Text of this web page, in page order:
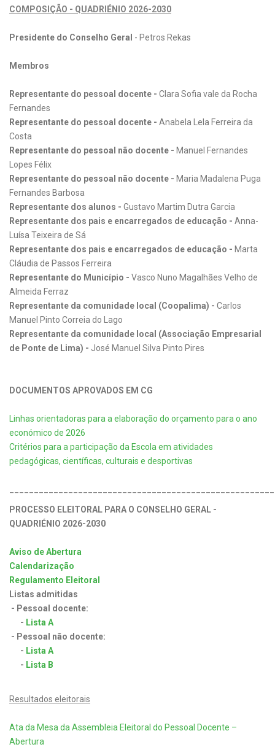
COMPOSIÇÃO - QUADRIÉNIO 2026-2030
Presidente do Conselho Geral - Petros Rekas
Membros
Representante do pessoal docente - Clara Sofia vale da Rocha
Fernandes
Representante do pessoal docente - Anabela Lela Ferreira da
Costa
Representante do pessoal não docente - Manuel Fernandes
Lopes Félix
Representante do pessoal não docente - Maria Madalena Puga
Fernandes Barbosa
Representante dos alunos - Gustavo Martim Dutra Garcia
Representante dos pais e encarregados de educação - Anna-
Luísa Teixeira de Sá
Representante dos pais e encarregados de educação - Marta
Cláudia de Passos Ferreira
Representante do Município - Vasco Nuno Magalhães Velho de
Almeida Ferraz
Representante da comunidade local (Coopalima) - Carlos
Manuel Pinto Correia do Lago
Representante da comunidade local (Associação Empresarial
de Ponte de Lima) - José Manuel Silva Pinto Pires
DOCUMENTOS APROVADOS EM CG
Linhas orientadoras para a elaboração do orçamento para o ano
económico de 2026
Critérios para a participação da Escola em atividades
pedagógicas, científicas, culturais e desportivas
PROCESSO ELEITORAL PARA O CONSELHO GERAL -
QUADRIÉNIO 2026-2030
Aviso de Abertura
Calendarização
Regulamento Eleitoral
Listas admitidas
- Pessoal docente:
- Lista A
- Pessoal não docente:
- Lista A
- Lista B
Resultados eleitorais
Ata da Mesa da Assembleia Eleitoral do Pessoal Docente –
Abertura